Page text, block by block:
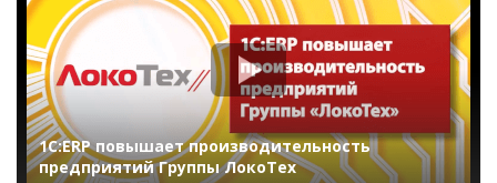
1С:ERP повышает производительность
предприятий Группы ЛокоТех